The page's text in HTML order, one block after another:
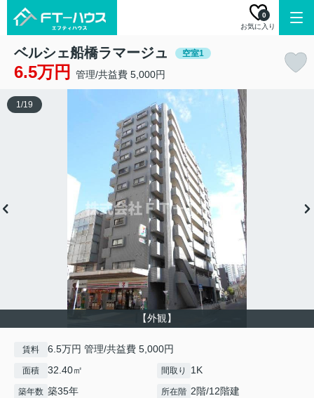
お気に入り
0
ベルシェ船橋ラマージュ 空室1
6.5万円 管理/共益費 5,000円
【外観】
1/19
賃料 6.5万円 管理/共益費 5,000円
面積 32.40㎡ 間取り 1K
築年数 築35年 所在階 2階/12階建